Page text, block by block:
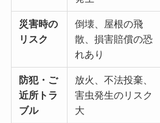
災害時の
リスク
倒壊、屋根の飛
散、損害賠償の恐
れあり
防犯・ご
近所トラ
ブル
放火、不法投棄、
害虫発生のリスク
大